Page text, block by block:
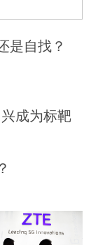
是自找？
成为标靶